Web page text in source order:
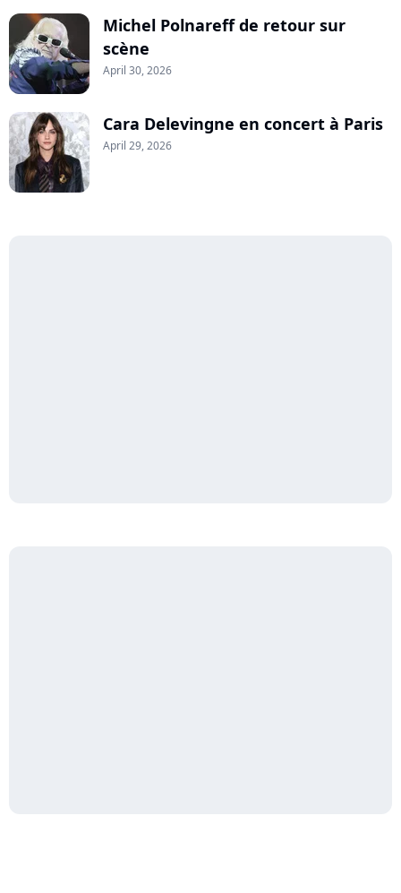
Michel Polnareff de retour sur
scène
April 30, 2026
Cara Delevingne en concert à Paris
April 29, 2026